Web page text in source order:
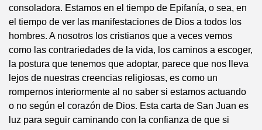
consoladora. Estamos en el tiempo de Epifanía, o sea, en
el tiempo de ver las manifestaciones de Dios a todos los
hombres. A nosotros los cristianos que a veces vemos
como las contrariedades de la vida, los caminos a escoger,
la postura que tenemos que adoptar, parece que nos lleva
lejos de nuestras creencias religiosas, es como un
rompernos interiormente al no saber si estamos actuando
o no según el corazón de Dios. Esta carta de San Juan es
luz para seguir caminando con la confianza de que si